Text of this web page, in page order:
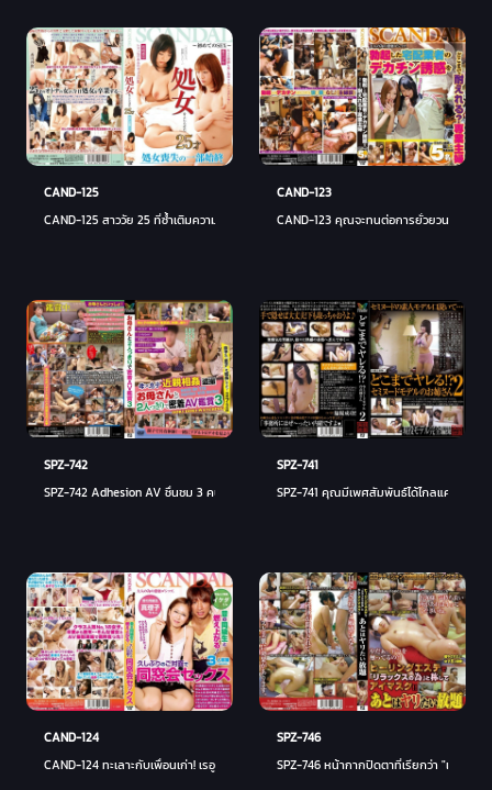
CAND-125
CAND-125 สาววัย 25 ที่ซ้ำเติมความบริสุทธิ์ของเธอ เรื่องราวทั้งหมดของการเสียความบริสุท
CAND-123
CAND-123 คุณจะทนต่อการยั่วยวนของโต้
SPZ-742
SPZ-742 Adhesion AV ชื่นชม 3 คนเดียวกับแม่
SPZ-741
SPZ-741 คุณมีเพศสัมพันธ์ได้ไกลแค่ไหน! ?
CAND-124
CAND-124 ทะเลาะกับเพื่อนเก่า! เรอูนียงเซ็กส์หลังจากห่างหายไปนาน
SPZ-746
SPZ-746 หน้ากากปิดตาที่เรียกว่า "เพื่อก